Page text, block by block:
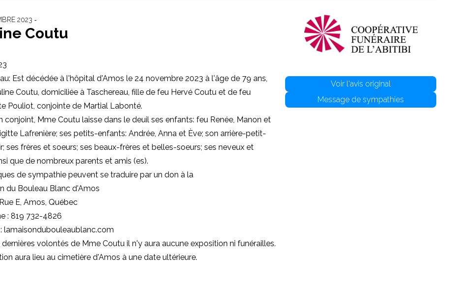
2023 ‐
Coutu
Est décédée à l'hôpital d'Amos le 24 novembre 2023 à l'âge de 79 ans,
Coutu, domiciliée à Taschereau, fille de feu Hervé Coutu et de feu
Pouliot, conjointe de Martial Labonté.
conjoint, Mme Coutu laisse dans le deuil ses enfants: feu Renée, Manon et
Lafrenière; ses petits-enfants: Andrée, Anna et Ève; son arrière-petit-
ses frères et soeurs; ses beaux-frères et belles-soeurs; ses neveux et
que de nombreux parents et amis (es).
de sympathie peuvent se traduire par un don à la
du Bouleau Blanc d'Amos
E, Amos, Québec
: 819 732-4826
lamaisondubouleaublanc.com
dernières volontés de Mme Coutu il n'y aura aucune exposition ni funérailles.
aura lieu au cimetière d'Amos à une date ultérieure.
Voir l'avis original
Message de sympathies